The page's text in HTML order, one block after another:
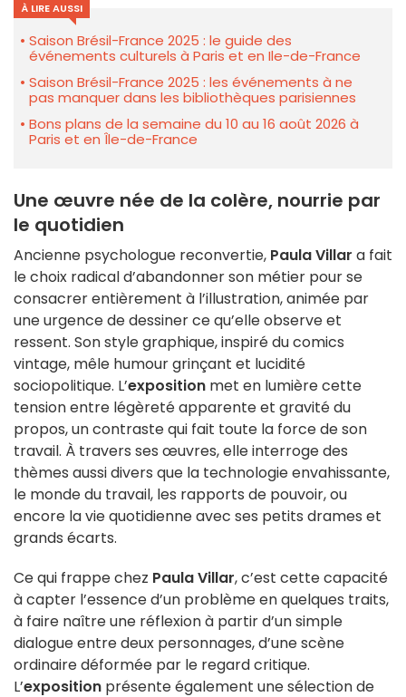
À LIRE AUSSI
Saison Brésil-France 2025 : le guide des
événements culturels à Paris et en Ile-de-France
Saison Brésil-France 2025 : les événements à ne
pas manquer dans les bibliothèques parisiennes
Bons plans de la semaine du 10 au 16 août 2026 à
Paris et en Île-de-France
Une œuvre née de la colère, nourrie par
le quotidien
Ancienne psychologue reconvertie, Paula Villar a fait
le choix radical d’abandonner son métier pour se
consacrer entièrement à l’illustration, animée par
une urgence de dessiner ce qu’elle observe et
ressent. Son style graphique, inspiré du comics
vintage, mêle humour grinçant et lucidité
sociopolitique. L’exposition met en lumière cette
tension entre légèreté apparente et gravité du
propos, un contraste qui fait toute la force de son
travail. À travers ses œuvres, elle interroge des
thèmes aussi divers que la technologie envahissante,
le monde du travail, les rapports de pouvoir, ou
encore la vie quotidienne avec ses petits drames et
grands écarts.
Ce qui frappe chez Paula Villar, c’est cette capacité
à capter l’essence d’un problème en quelques traits,
à faire naître une réflexion à partir d’un simple
dialogue entre deux personnages, d’une scène
ordinaire déformée par le regard critique.
L’exposition présente également une sélection de